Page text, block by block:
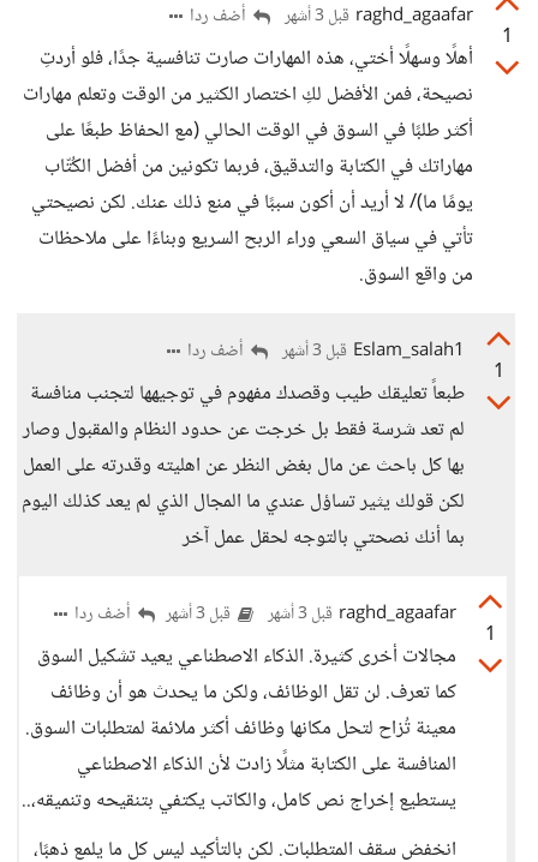
1
raghd_agaafar قبل 3 أشهر أضف ردا
أهلًا وسهلًا أختي، هذه المهارات صارت تنافسية جدًا، فلو أردتِ
نصيحة، فمن الأفضل لكِ اختصار الكثير من الوقت وتعلم مهارات
أكثر طلبًا في السوق في الوقت الحالي (مع الحفاظ طبعًا على
مهاراتك في الكتابة والتدقيق، فربما تكونين من أفضل الكُتّاب
يومًا ما)/ لا أريد أن أكون سببًا في منع ذلك عنك. لكن نصيحتي
تأتي في سياق السعي وراء الربح السريع وبناءًا على ملاحظات
من واقع السوق.
1
Eslam_salah1 قبل 3 أشهر أضف ردا
طبعاً تعليقك طيب وقصدك مفهوم في توجيهها لتجنب منافسة
لم تعد شرسة فقط بل خرجت عن حدود النظام والمقبول وصار
بها كل باحث عن مال بغض النظر عن اهليته وقدرته على العمل
لكن قولك يثير تساؤل عندي ما المجال الذي لم يعد كذلك اليوم
بما أنك نصحتي بالتوجه لحقل عمل آخر
1
raghd_agaafar قبل 3 أشهر قبل 3 أشهر أضف ردا
مجالات أخرى كثيرة. الذكاء الاصطناعي يعيد تشكيل السوق
كما تعرف. لن تقل الوظائف، ولكن ما يحدث هو أن وظائف
معينة تُزاح لتحل مكانها وظائف أكثر ملائمة لمتطلبات السوق.
المنافسة على الكتابة مثلًا زادت لأن الذكاء الاصطناعي
يستطيع إخراج نص كامل، والكاتب يكتفي بتنقيحه وتنميقه،..
انخفض سقف المتطلبات. لكن بالتأكيد ليس كل ما يلمع ذهبًا،